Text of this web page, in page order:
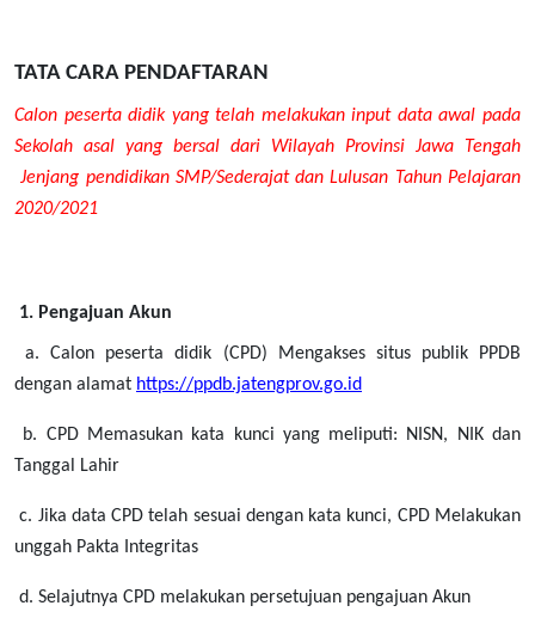
TATA CARA PENDAFTARAN
Calon peserta didik yang telah melakukan input data awal pada
Sekolah asal yang bersal dari Wilayah Provinsi Jawa Tengah
Jenjang pendidikan SMP/Sederajat dan Lulusan Tahun Pelajaran
2020/2021
1. Pengajuan Akun
a. Calon peserta didik (CPD) Mengakses situs publik PPDB
dengan alamat https://ppdb.jatengprov.go.id
b. CPD Memasukan kata kunci yang meliputi: NISN, NIK dan
Tanggal Lahir
c. Jika data CPD telah sesuai dengan kata kunci, CPD Melakukan
unggah Pakta Integritas
d. Selajutnya CPD melakukan persetujuan pengajuan Akun